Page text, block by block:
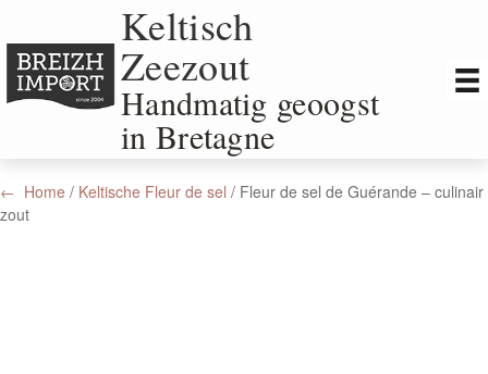
Keltisch
Zeezout
Handmatig geoogst
in Bretagne
Home / Keltische Fleur de sel / Fleur de sel de Guérande – culinair
zout
Zomersluiting: van 08 Juli t/m 29 juli 2026. Online bestellen kan
tijdens de zomersluiting maar jouw bestelling wordt dan pas na
29 Juli verzonden.